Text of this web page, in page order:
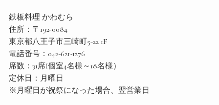
鉄板料理 かわむら
住所：〒192-0084
東京都八王子市三崎町5-22 1F
電話番号： 042-621-1276
席数：31席(個室4名様～18名様）
定休日：月曜日
※月曜日が祝祭になった場合、翌営業日